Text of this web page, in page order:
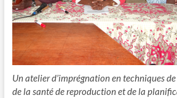
Un atelier d’imprégnation en techniques
de la santé de reproduction et de la